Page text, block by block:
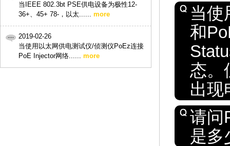
当使
和
态。
出现
请问
是多
当IEEE 802.3bt PSE供电设备为极性12-
36+、45+ 78-，以太...... more
2019-02-26
当使用以太网供电测试仪/侦测仪PoEz连接
PoE Injector网络...... more